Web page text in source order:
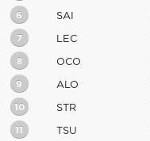
6 SAI
7 LEC
8 OCO
9 ALO
10 STR
11 TSU